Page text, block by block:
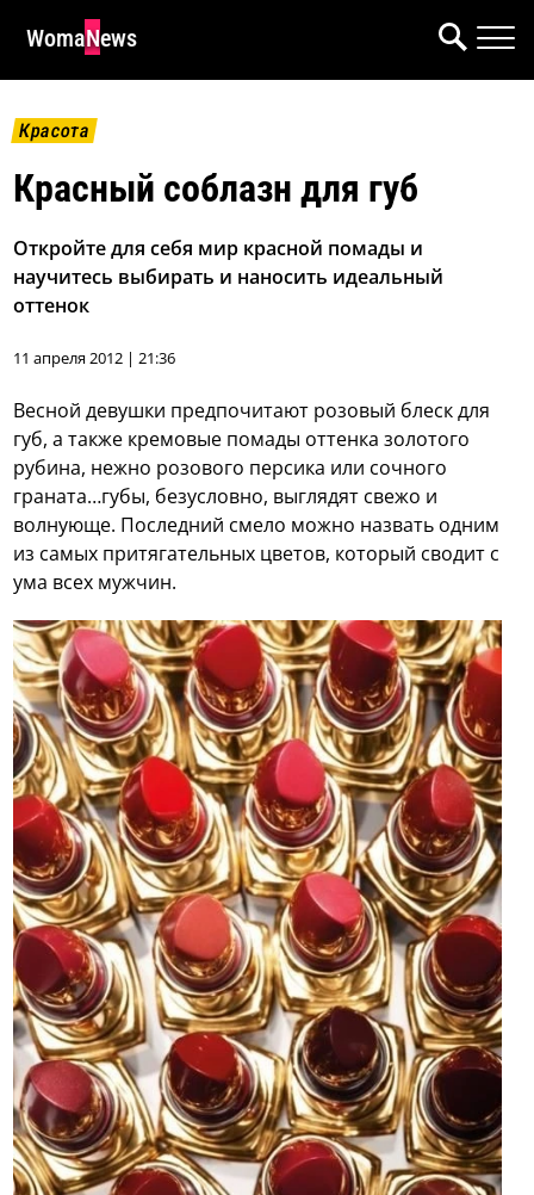
WomaNews
Красота
Красный соблазн для губ
Откройте для себя мир красной помады и
научитесь выбирать и наносить идеальный
оттенок
11 апреля 2012 | 21:36
Весной девушки предпочитают розовый блеск для
губ, а также кремовые помады оттенка золотого
рубина, нежно розового персика или сочного
граната…губы, безусловно, выглядят свежо и
волнующе. Последний смело можно назвать одним
из самых притягательных цветов, который сводит с
ума всех мужчин.